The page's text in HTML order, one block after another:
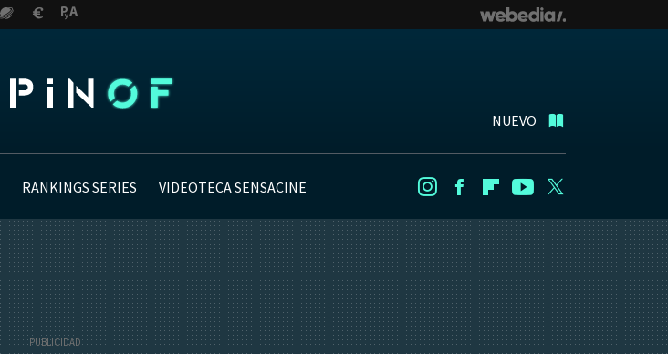
NUEVO
RANKINGS SERIES VIDEOTECA SENSACINE InstagramFacebookFlipboard
Youtube